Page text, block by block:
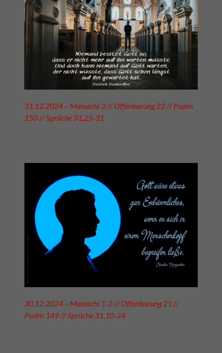
31.12.2024 – Maleachi 3 // Offenbarung 22 // Psalm
150 // Sprüche 31,25-31
30.12.2024 – Maleachi 1-2 // Offenbarung 21 //
Psalm 149 // Sprüche 31,10-24